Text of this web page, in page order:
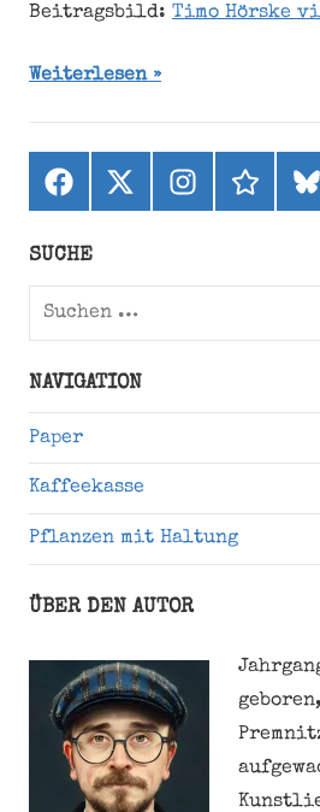
Beitragsbild: Timo Hörske
Weiterlesen
Facebook
X
(ehemals
Instagramthreads
SUCHE
Suchen
NAVIGATION
Paper
Kaffeekasse
Pflanzen mit Haltung
ÜBER DEN AUTOR